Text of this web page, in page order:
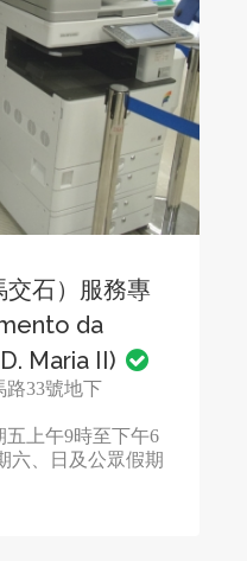
交石）服務專
da
Maria II)
路33號地下
五上午9時至下午6
六、日及公眾假期